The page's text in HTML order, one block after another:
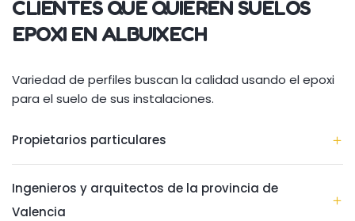
CLIENTES QUE QUIEREN SUELOS
EPOXI EN ALBUIXECH
Variedad de perfiles buscan la calidad usando el epoxi
para el suelo de sus instalaciones.
Propietarios particulares
Ingenieros y arquitectos de la provincia de
Valencia